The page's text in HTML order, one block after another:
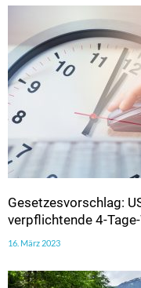
Gesetzesvorschlag:
verpflichtende 4-
16. März 2023